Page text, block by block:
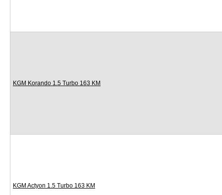
KGM Korando 1.5 Turbo 163 KM
KGM Actyon 1.5 Turbo 163 KM